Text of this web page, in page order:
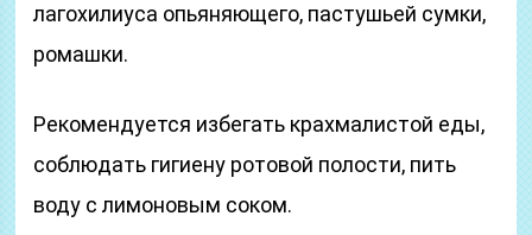
лагохилиуса опьяняющего, пастушьей сумки,
ромашки.
Рекомендуется избегать крахмалистой еды,
соблюдать гигиену ротовой полости, пить
воду с лимоновым соком.